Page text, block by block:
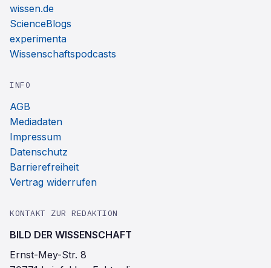
wissen.de
ScienceBlogs
experimenta
Wissenschaftspodcasts
INFO
AGB
Mediadaten
Impressum
Datenschutz
Barrierefreiheit
Vertrag widerrufen
KONTAKT ZUR REDAKTION
BILD DER WISSENSCHAFT
Ernst-Mey-Str. 8